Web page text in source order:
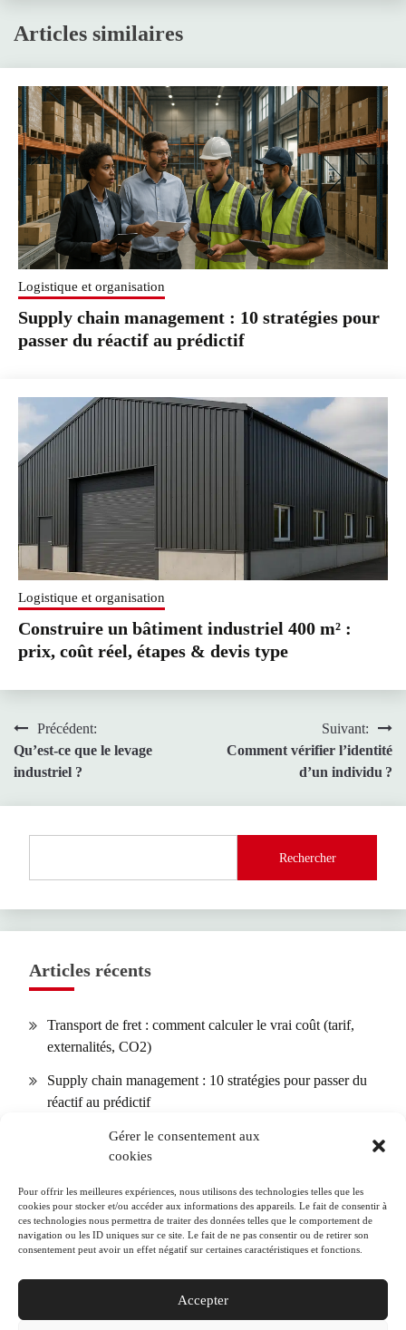
Gérer le consentement aux
cookies
Pour offrir les meilleures expériences, nous utilisons des technologies telles que les
cookies pour stocker et/ou accéder aux informations des appareils. Le fait de consentir à
ces technologies nous permettra de traiter des données telles que le comportement de
navigation ou les ID uniques sur ce site. Le fait de ne pas consentir ou de retirer son
consentement peut avoir un effet négatif sur certaines caractéristiques et fonctions.
Accepter
Articles similaires
Logistique et organisation
Supply chain management : 10 stratégies pour
passer du réactif au prédictif
Logistique et organisation
Construire un bâtiment industriel 400 m² :
prix, coût réel, étapes & devis type
Navigation
de
Précédent:
Qu’est-ce que le levage
industriel ?
Suivant:
Comment vérifier l’identité
d’un individu ?
Rechercher
Articles récents
Transport de fret : comment calculer le vrai coût (tarif,
externalités, CO2)
Supply chain management : 10 stratégies pour passer du
réactif au prédictif
Dimensions palettes européennes : normes, tolérances et
optimisation d’empilement
Transport par messagerie : optimiser les petits colis B2B
(tarifs, SLA, assurance)
Plateformes multimodales : 7 modèles de hubs et